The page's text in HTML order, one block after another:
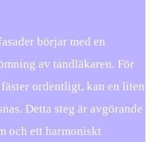
börjar med en
av tandläkaren. För
ordentligt, kan en liten
Detta steg är avgörande
och ett harmoniskt